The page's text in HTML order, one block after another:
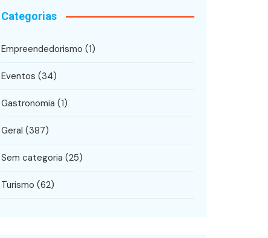
Categorias
Empreendedorismo (1)
Eventos (34)
Gastronomia (1)
Geral (387)
Sem categoria (25)
Turismo (62)